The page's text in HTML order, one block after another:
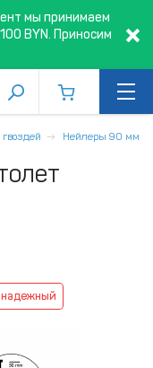
мы принимаем
BYN. Приносим
Нейлеры 90 мм